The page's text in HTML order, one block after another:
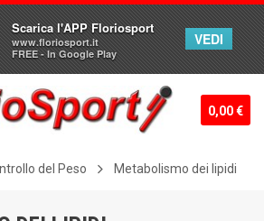
Scarica l'APP Floriosport
www.floriosport.it
FREE - In Google Play
VEDI
0,00 €
del Peso Metabolismo dei lipidi